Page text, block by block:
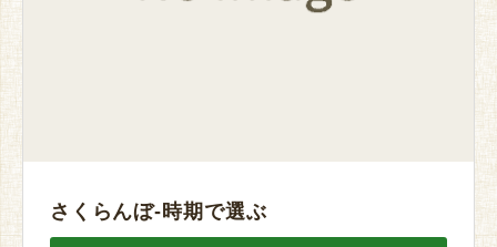
さくらんぼ-時期で選ぶ